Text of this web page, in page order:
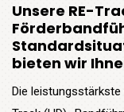
Unsere RE-
bieten wir
Die